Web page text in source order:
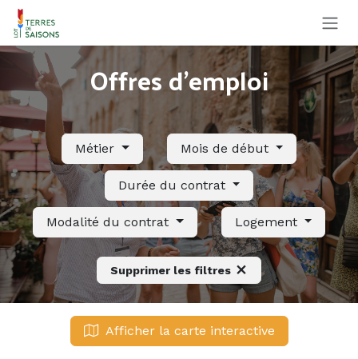
Se rendre au contenu
Offres d'emploi
Métier Mois de début
Durée du contrat
Modalité du contrat Logement
Supprimer les filtres
Afficher la carte interactive